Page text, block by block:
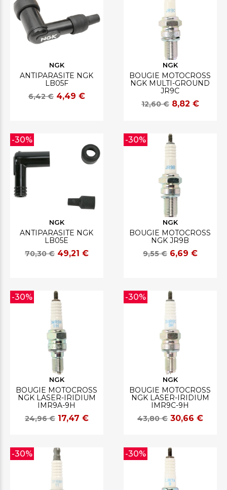
NGK
ANTIPARASITE NGK
LB05F
6,42 € 4,49 €
NGK
BOUGIE MOTOCROSS
NGK MULTI-GROUND
JR9C
12,60 € 8,82 €
NGK
ANTIPARASITE NGK
LB05E
70,30 € 49,21 €
-30%
NGK
BOUGIE MOTOCROSS
NGK JR9B
9,55 € 6,69 €
-30%
NGK
BOUGIE MOTOCROSS
NGK LASER-IRIDIUM
IMR9A-9H
24,96 € 17,47 €
-30%
NGK
BOUGIE MOTOCROSS
NGK LASER-IRIDIUM
IMR9C-9H
43,80 € 30,66 €
-30%
-30% -30%